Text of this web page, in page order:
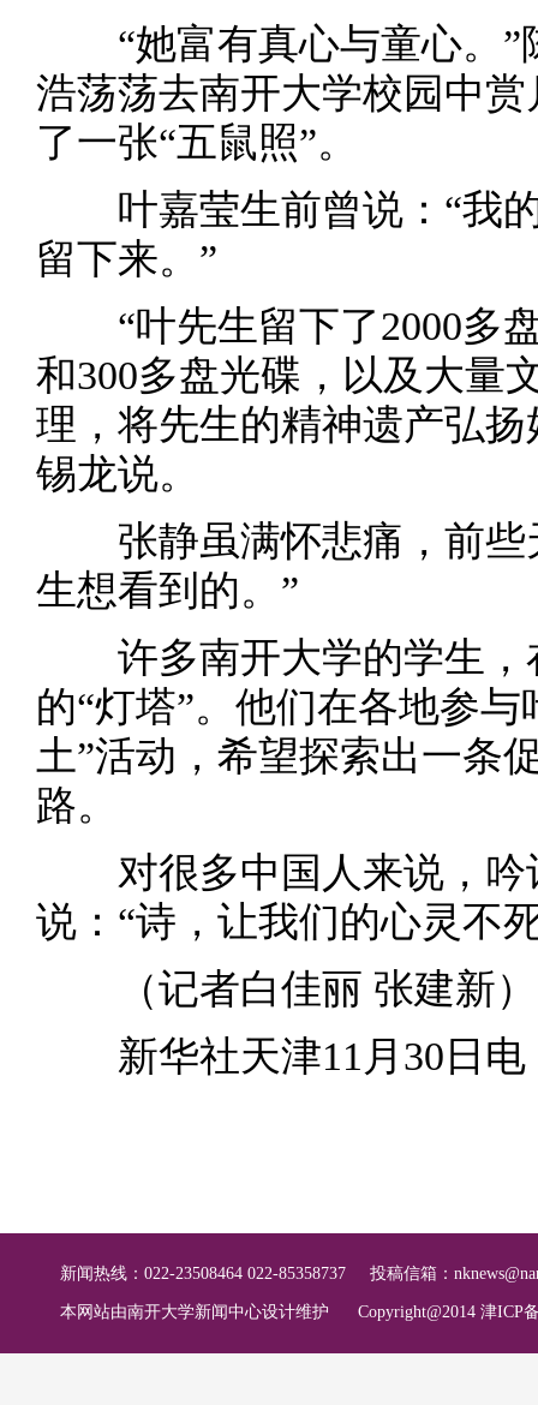
“她富有真心与童心。”
浩荡荡去南开大学校园中
了一张“五鼠照”。
叶嘉莹生前曾说：“我的
留下来。”
“叶先生留下了2000多盘
和300多盘光碟，以及大量
理，将先生的精神遗产弘
锡龙说。
张静虽满怀悲痛，前些
生想看到的。”
许多南开大学的学生，
的“灯塔”。他们在各地参
土”活动，希望探索出一条
路。
对很多中国人来说，吟
说：“诗，让我们的心灵不
（记者白佳丽 张建新）
新华社天津11月30日电
新闻热线：022-23508464 022-85358737 投稿信箱：
本网站由南开大学新闻中心设计维护 Copyright@2014 津ICP